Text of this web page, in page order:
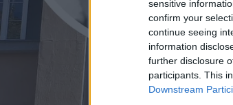
sensitive
confirm your
continue seeing
information
further disclosure
participants. This
Downstream